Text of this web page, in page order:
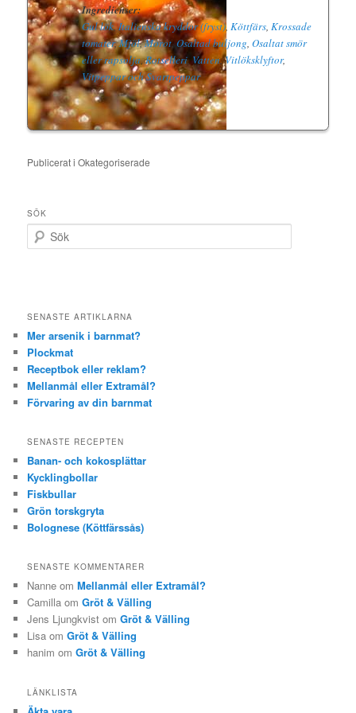
Ingredienser:
Gul lök,Italienska kryddor (fryst), Köttfärs, Krossade
tomater,Mjöl,Morot,Osaltad buljong, Osaltat smör
eller rapsolja,Rotselleri,Vatten,Vitlöksklyftor,
Vitpeppar och Svartpeppar
Publicerat i Okategoriserade
SÖK
ö
SENASTE ARTIKLARNA
Mer arsenik i barnmat?
Plockmat
Receptbok eller reklam?
Mellanmål eller Extramål?
Förvaring av din barnmat
SENASTE RECEPTEN
Banan- och kokosplättar
Kycklingbollar
Fiskbullar
Grön torskgryta
Bolognese (Köttfärssås)
SENASTE KOMMENTARER
Nanne omMellanmål eller Extramål?
Camilla omGröt & Välling
Jens Ljungkvist omGröt & Välling
Lisa omGröt & Välling
hanim omGröt & Välling
LÄNKLISTA